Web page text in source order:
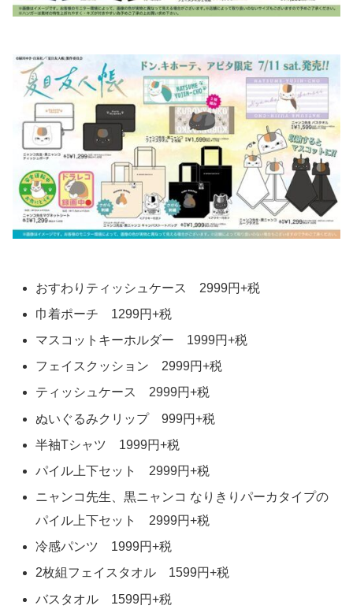
おすわりティッシュケース 2999円+税
巾着ポーチ 1299円+税
マスコットキーホルダー 1999円+税
フェイスクッション 2999円+税
ティッシュケース 2999円+税
ぬいぐるみクリップ 999円+税
半袖Tシャツ 1999円+税
パイル上下セット 2999円+税
ニャンコ先生、黒ニャンコ なりきりパーカタイプの
パイル上下セット 2999円+税
冷感パンツ 1999円+税
2枚組フェイスタオル 1599円+税
バスタオル 1599円+税